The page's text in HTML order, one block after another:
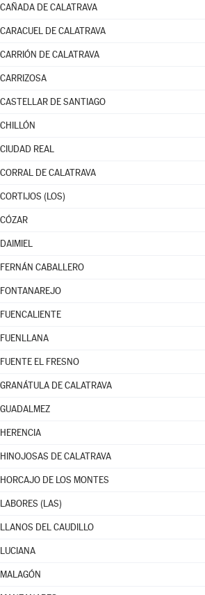
CAÑADA DE CALATRAVA
CARACUEL DE CALATRAVA
CARRIÓN DE CALATRAVA
CARRIZOSA
CASTELLAR DE SANTIAGO
CHILLÓN
CIUDAD REAL
CORRAL DE CALATRAVA
CORTIJOS (LOS)
CÓZAR
DAIMIEL
FERNÁN CABALLERO
FONTANAREJO
FUENCALIENTE
FUENLLANA
FUENTE EL FRESNO
GRANÁTULA DE CALATRAVA
GUADALMEZ
HERENCIA
HINOJOSAS DE CALATRAVA
HORCAJO DE LOS MONTES
LABORES (LAS)
LLANOS DEL CAUDILLO
LUCIANA
MALAGÓN